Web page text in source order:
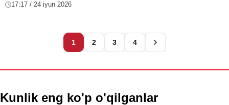
17:17 / 24 iyun 2026
1 2 3 4
Kunlik eng ko'p o'qilganlar